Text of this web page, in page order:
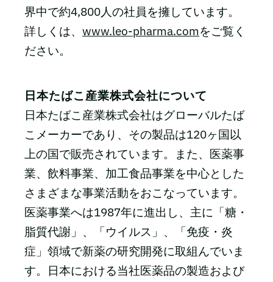
界中で約4,800人の社員を擁しています。
詳しくは、 www.leo-pharma.comをご覧く
ださい。
日本たばこ産業株式会社について
日本たばこ産業株式会社はグローバルたば
こメーカーであり、その製品は120ヶ国以
上の国で販売されています。また、医薬事
業、飲料事業、加工食品事業を中心とした
さまざまな事業活動をおこなっています。
医薬事業へは1987年に進出し、主に「糖・
脂質代謝」、「ウイルス」、「免疫・炎
症」領域で新薬の研究開発に取組んでいま
す。日本における当社医薬品の製造および